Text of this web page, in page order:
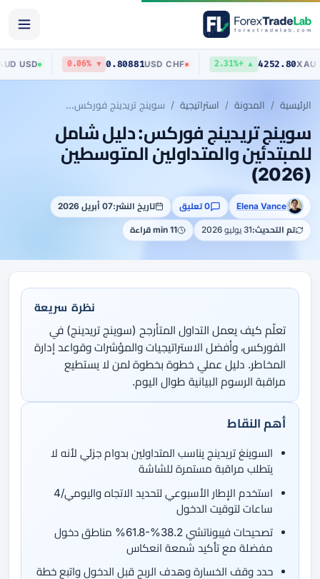
▲ +2.31%
USD /CHF
0.80881
▼ 0.06%
AUD/USD
0.70517
الرئيسية المدونة استراتيجية سوينج تريدينج فوركس: دليل شامل للمبتدئين والمتداولين المتوسطين (2026)
سوينج تريدينج فوركس: دليل شامل
للمبتدئين والمتداولين المتوسطين
(2026)
Elena Vance 0 تعليق تاريخ النشر:07 أبريل 2026
تم التحديث:31 يوليو 2026 11 min قراءة
نظرة سريعة
تعلّم كيف يعمل التداول المتأرجح (سوينج تريدينج) في
الفوركس، وأفضل الاستراتيجيات والمؤشرات وقواعد إدارة
المخاطر. دليل عملي خطوة بخطوة لمن لا يستطيع
مراقبة الرسوم البيانية طوال اليوم.
أهم النقاط
السوينغ تريدينج يناسب المتداولين بدوام جزئي لأنه لا
يتطلب مراقبة مستمرة للشاشة
استخدم الإطار الأسبوعي لتحديد الاتجاه واليومي/4
ساعات لتوقيت الدخول
تصحيحات فيبوناتشي 38.2%-61.8% مناطق دخول
مفضلة مع تأكيد شمعة انعكاس
حدد وقف الخسارة وهدف الربح قبل الدخول واتبع خطة